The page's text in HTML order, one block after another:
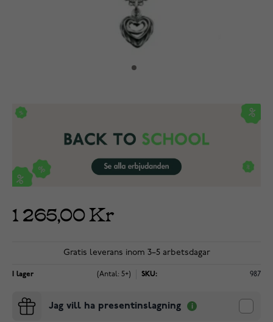
1 265,00 Kr
Gratis leverans inom 3–5 arbetsdagar
I lager (Antal: 5+) SKU: 987
Jag vill ha presentinslagning